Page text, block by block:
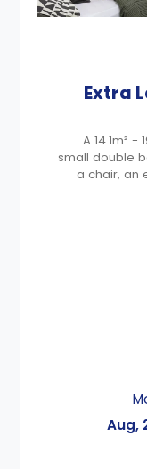
Extra
A 14.1m²
small double
a chair, an
area